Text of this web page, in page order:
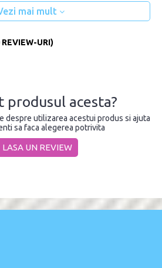
mai mult
REVIEW-URI)
acesta?
despre utilizarea acestui produs si ajuta
sa faca alegerea potrivita
LASA UN REVIEW